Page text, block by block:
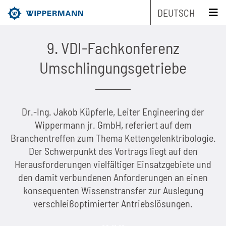
DEUTSCH
Industrieketten nach Typ
Übersicht
Rollenketten
Mitnehmerketten
Industrieketten nach Marken
Übersicht
Biathlonketten
Wartungsfreie Ketten
Rostfreie Ketten
Übersicht
Entwicklungsschwerpunkte
Produkt-Engineering
Fertigungs-Engineering
Branchen
Übersicht
Maschinen- und Anlagenbau
Lebensmittelindustrie
Service
Übersicht
Kettenauslegung
Unternehmen
Übersicht
Nachhaltigkeit
9. VDI-Fachkonferenz
Umschlingungsgetriebe
Dr.-Ing. Jakob Küpferle, Leiter Engineering der
Wippermann jr. GmbH, referiert auf dem
Branchentreffen zum Thema Kettengelenktribologie.
Der Schwerpunkt des Vortrags liegt auf den
Herausforderungen vielfältiger Einsatzgebiete und
den damit verbundenen Anforderungen an einen
konsequenten Wissenstransfer zur Auslegung
verschleißoptimierter Antriebslösungen.